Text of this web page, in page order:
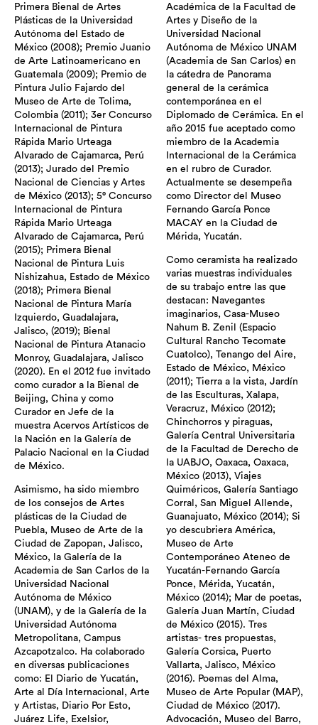
Primera Bienal de Artes
Plásticas de la Universidad
Autónoma del Estado de
México (2008); Premio Juanio
de Arte Latinoamericano en
Guatemala (2009); Premio de
Pintura Julio Fajardo del
Museo de Arte de Tolima,
Colombia (2011); 3er Concurso
Internacional de Pintura
Rápida Mario Urteaga
Alvarado de Cajamarca, Perú
(2013); Jurado del Premio
Nacional de Ciencias y Artes
de México (2013); 5° Concurso
Internacional de Pintura
Rápida Mario Urteaga
Alvarado de Cajamarca, Perú
(2015); Primera Bienal
Nacional de Pintura Luis
Nishizahua, Estado de México
(2018); Primera Bienal
Nacional de Pintura María
Izquierdo, Guadalajara,
Jalisco, (2019); Bienal
Nacional de Pintura Atanacio
Monroy, Guadalajara, Jalisco
(2020). En el 2012 fue invitado
como curador a la Bienal de
Beijing, China y como
Curador en Jefe de la
muestra Acervos Artísticos de
la Nación en la Galería de
Palacio Nacional en la Ciudad
de México.
Asimismo, ha sido miembro
de los consejos de Artes
plásticas de la Ciudad de
Puebla, Museo de Arte de la
Ciudad de Zapopan, Jalisco,
México, la Galería de la
Academia de San Carlos de la
Universidad Nacional
Autónoma de México
(UNAM), y de la Galería de la
Universidad Autónoma
Metropolitana, Campus
Azcapotzalco. Ha colaborado
en diversas publicaciones
como: El Diario de Yucatán,
Arte al Día Internacional, Arte
y Artistas, Diario Por Esto,
Juárez Life, Exelsior,
Académica de la Facultad de
Artes y Diseño de la
Universidad Nacional
Autónoma de México UNAM
(Academia de San Carlos) en
la cátedra de Panorama
general de la cerámica
contemporánea en el
Diplomado de Cerámica. En el
año 2015 fue aceptado como
miembro de la Academia
Internacional de la Cerámica
en el rubro de Curador.
Actualmente se desempeña
como Director del Museo
Fernando García Ponce
MACAY en la Ciudad de
Mérida, Yucatán.
Como ceramista ha realizado
varias muestras individuales
de su trabajo entre las que
destacan: Navegantes
imaginarios, Casa-Museo
Nahum B. Zenil (Espacio
Cultural Rancho Tecomate
Cuatolco), Tenango del Aire,
Estado de México, México
(2011); Tierra a la vista, Jardín
de las Esculturas, Xalapa,
Veracruz, México (2012);
Chinchorros y piraguas,
Galería Central Universitaria
de la Facultad de Derecho de
la UABJO, Oaxaca, Oaxaca,
México (2013), Viajes
Quiméricos, Galería Santiago
Corral, San Miguel Allende,
Guanajuato, México (2014); Si
yo descubriera América,
Museo de Arte
Contemporáneo Ateneo de
Yucatán-Fernando García
Ponce, Mérida, Yucatán,
México (2014); Mar de poetas,
Galería Juan Martín, Ciudad
de México (2015). Tres
artistas- tres propuestas,
Galería Corsica, Puerto
Vallarta, Jalisco, México
(2016). Poemas del Alma,
Museo de Arte Popular (MAP),
Ciudad de México (2017).
Advocación, Museo del Barro,